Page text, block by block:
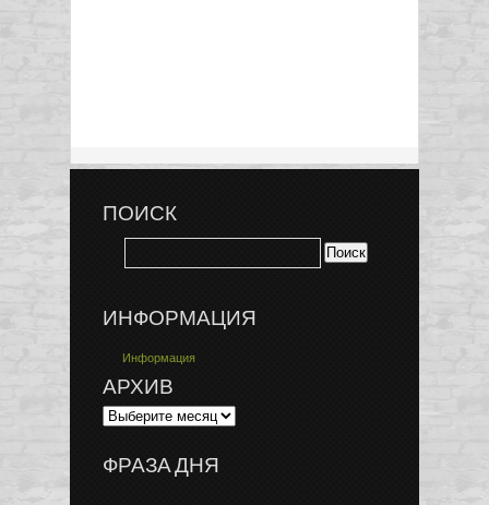
ПОИСК
ИНФОРМАЦИЯ
Информация
АРХИВ
ФРАЗА ДНЯ